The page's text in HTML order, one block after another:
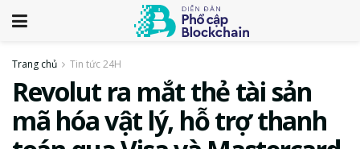
Trang chủ Tin tức 24H
Revolut ra mắt thẻ tài sản
mã hóa vật lý, hỗ trợ thanh